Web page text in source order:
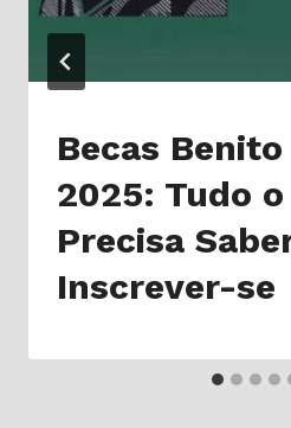
Becas
2025: Tudo o
Precisa
Inscrever-se